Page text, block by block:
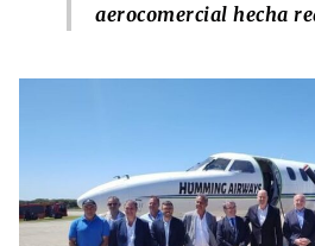
aerocomercial hecha